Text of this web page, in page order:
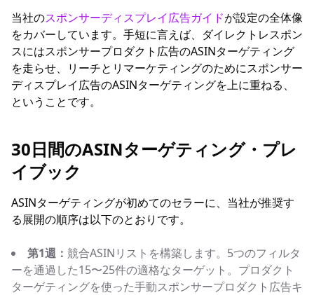
当社のスポンサーディスプレイ広告ガイドが設定の全体像
をカバーしています。手短に言えば、ダイレクトレスポン
スにはスポンサープロダクト広告のASINターゲティング
を走らせ、リーチとリマーケティングのためにスポンサー
ディスプレイ広告のASINターゲティングを上に重ねる、
ということです。
30日間のASINターゲティング・プレ
イブック
ASINターゲティングが初めてのセラーに、当社が推奨す
る展開の順序は以下のとおりです。
第1週： 競合ASINリストを構築します。5つのフィルタ
ーを通過した15〜25件の適格なターゲット。プロダクト
ターゲティングを使った手動スポンサープロダクト広告キ